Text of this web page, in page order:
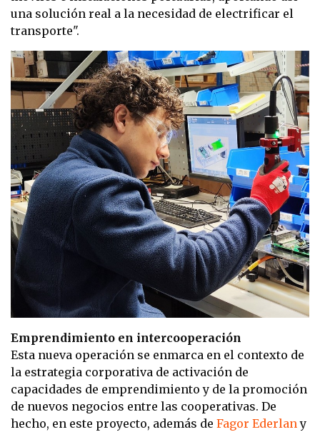
una solución real a la necesidad de electrificar el
transporte".
Emprendimiento en intercooperación
Esta nueva operación se enmarca en el contexto de
la estrategia corporativa de activación de
capacidades de emprendimiento y de la promoción
de nuevos negocios entre las cooperativas. De
hecho, en este proyecto, además de Fagor Ederlan y